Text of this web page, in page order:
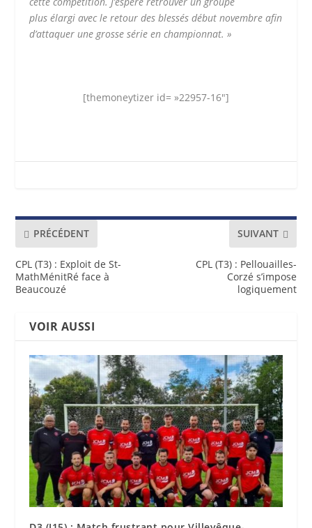
plusélargi avec le retour desblessés début novembre afin
d’attaquer une grossesérie en championnat. »
[themoneytizer id= »22957-16″]
PRÉCÉDENT
CPL (T3) : Exploit de St-
MathMénitRé face à
Beaucouzé
SUIVANT
CPL (T3) : Pellouailles-
Corzé s’impose
logiquement
VOIR AUSSI